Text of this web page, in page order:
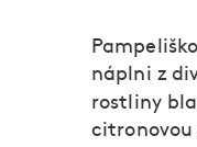
náplni z
rostliny
citronovou